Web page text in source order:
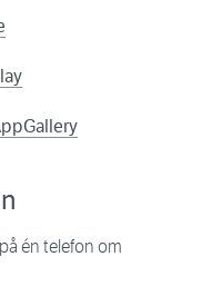
én telefon om